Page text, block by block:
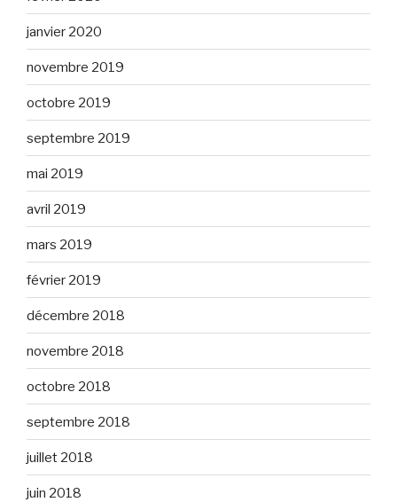
janvier 2020
novembre 2019
octobre 2019
septembre 2019
mai 2019
avril 2019
mars 2019
février 2019
décembre 2018
novembre 2018
octobre 2018
septembre 2018
juillet 2018
juin 2018